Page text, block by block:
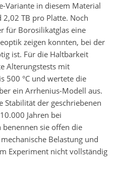
Variante in diesem Material
TB pro Platte. Noch
für Borosilikatglas eine
zeigen konnten, bei der
ist. Für die Haltbarkeit
Alterungstests mit
500 °C und wertete die
ein Arrhenius-Modell aus.
Stabilität der geschriebenen
Jahren bei
sie offen die
Belastung und
Experiment nicht vollständig